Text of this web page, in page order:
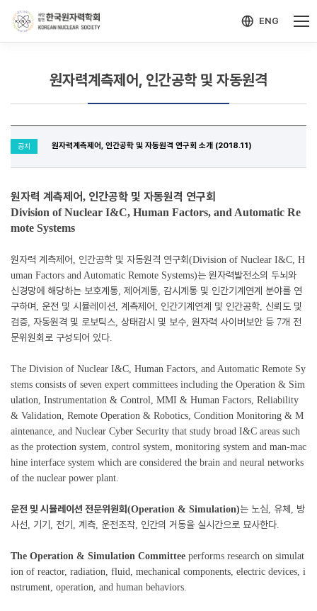
ENG
원자력계측제어, 인간공학 및 자동원격
공지 원자력계측제어, 인간공학 및 자동원격 연구회 소개 (2018.11)
원자력 계측제어, 인간공학 및 자동원격 연구회
Division of Nuclear I&C, Human Factors, and Automatic Re
mote Systems
원자력 계측제어 , 인간공학 및 자동원격 연구회 (Division of Nuclear I&C, H
uman Factors and Automatic Remote Systems)는 원자력발전소의 두뇌와
신경망에 해당하는 보호계통, 제어계통, 감시계통 및 인간기계연계 분야를 연
구하며 , 운전 및 시뮬레이션, 계측제어 , 인간기계연계 및 인간공학, 신뢰도 및
검증, 자동원격 및 로보틱스, 상태감시 및 보수, 원자력 사이버보안 등 7개 전
문위원회로 구성되어 있다.
The Division of Nuclear I&C, Human Factors, and Automatic Remote Sy
stems consists of seven expert committees including the Operation & Sim
ulation, Instrumentation & Control, MMI & Human Factors, Reliability
& Validation, Remote Operation & Robotics, Condition Monitoring & M
aintenance, and Nuclear Cyber Security that study broad I&C areas such
as the protection system, control system, monitoring system and man-mac
hine interface system which are considered the brain and neural networks
of the nuclear power plant.
운전 및 시뮬레이션 전문위원회 (Operation & Simulation)는 노심, 유체 , 방
사선, 기기 , 전기 , 계측, 운전조작, 인간의 거동을 실시간으로 묘사한다.
The Operation & Simulation Committee performs research on simulat
ion of reactor, radiation, fluid, mechanical components, electric devices, i
nstrument, operation, and human behaviors.